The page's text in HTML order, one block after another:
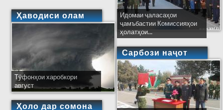
Ҳаводиси олам
Тӯфонҳои харобкори
август
Ҳоло дар сомона
Идомаи ҷаласаҳои
ҷамъбастии Комиссияҳои
ҳолатҳои...
Сарбози наҷот